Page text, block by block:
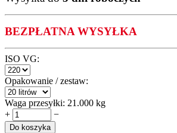
BEZPŁATNA WYSYŁKA
ISO VG:
Opakowanie / zestaw:
Waga przesyłki: 21.000 kg
+
−
Do koszyka